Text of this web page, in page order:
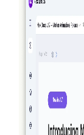
Een nieuw
maand.
Premium-
AI-geheugen.
Lees meer
2026-03-27
Echt
documenten